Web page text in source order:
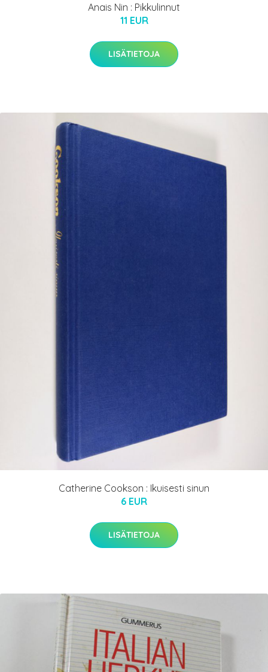
Anais Nin : Pikkulinnut
11 EUR
LISÄTIETOJA
Catherine Cookson : Ikuisesti sinun
6 EUR
LISÄTIETOJA